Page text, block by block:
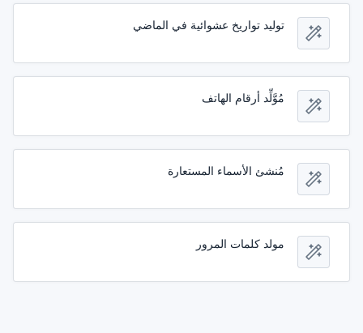
توليد تواريخ عشوائية في الماضي
مُوَّلِّد أرقام الهاتف
مُنشئ الأسماء المستعارة
مولد كلمات المرور